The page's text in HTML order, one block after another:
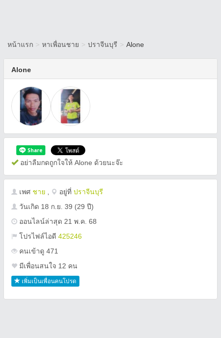
หน้าแรก > หาเพื่อนชาย > ปราจีนบุรี > Alone
Alone
อย่าลืมกดถูกใจให้ Alone ด้วยนะจ๊ะ
เพศ ชาย อยู่ที่ ปราจีนบุรี
วันเกิด 18 ก.ย. 39 (29 ปี)
ออนไลน์ล่าสุด 21 พ.ค. 68
โปรไฟล์ไอดี 425246
คนเข้าดู 471
มีเพื่อนสนใจ 12 คน
เพิ่มเป็นเพื่อนคนโปรด